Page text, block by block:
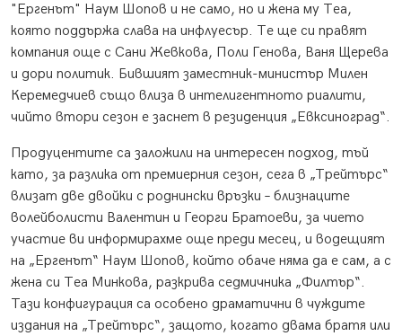
"Ергенът" Наум Шопов и не само, но и жена му Теа,
която поддържа слава на инфлуесър. Те ще си правят
компания още с Сани Жевкова, Поли Генова, Ваня Щерева
и дори политик. Бившият заместник-министър Милен
Керемедчиев също влиза в интелигентното риалити,
чийто втори сезон е заснет в резиденция „Евксиноград“.
Продуцентите са заложили на интересен подход, тъй
като, за разлика от премиерния сезон, сега в „Трейтърс“
влизат две двойки с роднински връзки – близнаците
волейболисти Валентин и Георги Братоеви, за чието
участие ви информирахме още преди месец, и водещият
на „Ергенът“ Наум Шопов, който обаче няма да е сам, а с
жена си Теа Минкова, разкрива седмичника „Филтър“.
Тази конфигурация са особено драматични в чуждите
издания на „Трейтърс“, защото, когато двама братя или